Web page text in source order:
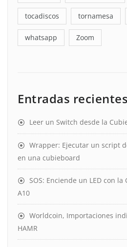
tocadiscos tornamesa
whatsapp Zoom
Entradas recientes
Leer un Switch desde la
Wrapper: Ejecutar un script
en una cubieboard
SOS: Enciende un LED con
A10
Worldcoin, Importaciones
HAMR